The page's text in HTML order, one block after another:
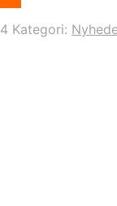
Kategori: